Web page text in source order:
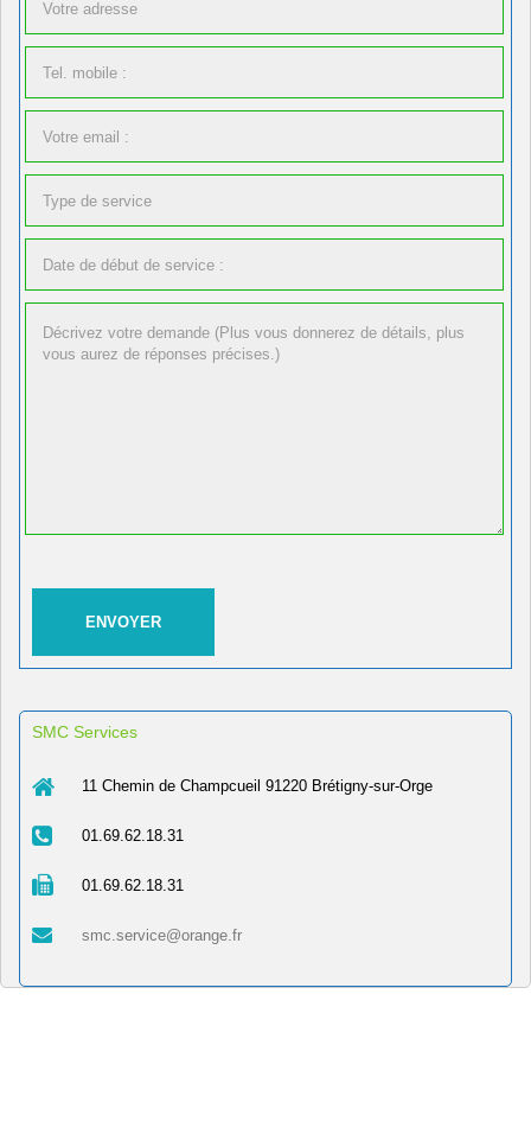
SMC Services
11 Chemin de Champcueil 91220 Brétigny-sur-Orge
01.69.62.18.31
01.69.62.18.31
smc.service@orange.fr